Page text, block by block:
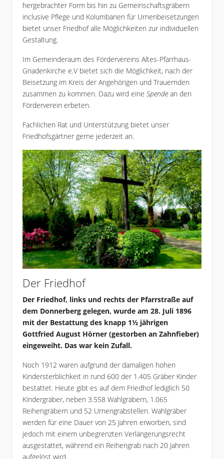
hergebrachter Form bis hin zu Gemeinschaftsgräbern
inclusive Pflege und Kolumbarien für Urnenbeisetzungen
bietet unser Friedhof alle Möglichkeiten zur individuellen
Gestaltung.
Im Gemeinderaum des Fördervereins Altes-Pfarrhaus-
Gnadenkirche e.V bietet sich die Möglichkeit, nach der
Beisetzung im Kreis der Angehörigen und Trauernden
zusammen zu kommen. Dazu wird eineSpende an den
Förderverein erbeten.
Fachlichen Rat und Unterstützung bietet unser
Friedhofsgärtner gerne jederzeit an.
Der Friedhof
Der Friedhof, links und rechts der Pfarrstraße auf
dem Donnerberg gelegen, wurde am 28. Juli 1896
mit der Bestattung des knapp 1½ jährigen
Gottfried August Hörner (gestorben an Zahnfieber)
eingeweiht. Das war kein Zufall.
Noch 1912 waren aufgrund der damaligen hohen
Kindersterblichkeit in rund 600 der 1.405 Gräber Kinder
bestattet. Heute gibt es auf dem Friedhof lediglich 50
Kindergräber, neben 3.558 Wahlgräbern, 1.065
Reihengräbern und 52 Urnengrabstellen. Wahlgräber
werden für eine Dauer von 25 Jahren erworben, sind
jedoch mit einem unbegrenzten Verlängerungsrecht
ausgestattet, während ein Reihengrab nach 20 Jahren
aufgelöst wird.